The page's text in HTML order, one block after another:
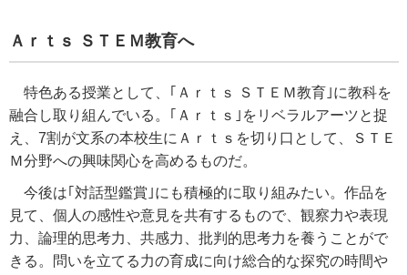
Ａｒｔｓ ＳＴＥＭ教育へ
特色ある授業として、｢Ａｒｔｓ ＳＴＥＭ教育｣に教科を
融合し取り組んでいる。｢Ａｒｔｓ｣をリベラルアーツと捉
え、7割が文系の本校生にＡｒｔｓを切り口として、ＳＴＥ
Ｍ分野への興味関心を高めるものだ。
今後は｢対話型鑑賞｣にも積極的に取り組みたい。作品を
見て、個人の感性や意見を共有するもので、観察力や表現
力、論理的思考力、共感力、批判的思考力を養うことがで
きる。問いを立てる力の育成に向け総合的な探究の時間や